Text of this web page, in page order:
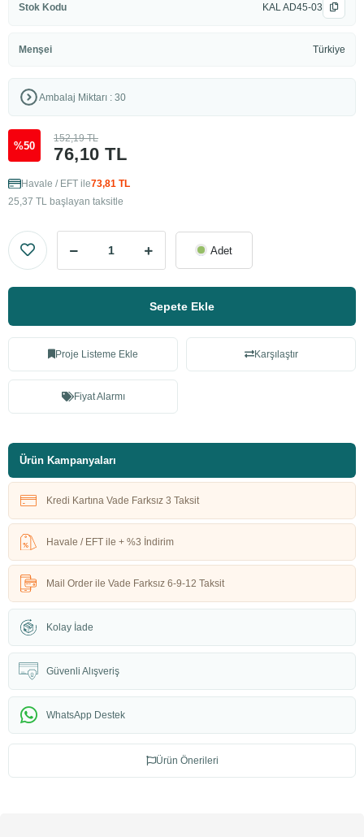
Stok Kodu KAL AD45-03
Menşei Türkiye
Ambalaj Miktarı : 30
%50 76,10 TL
152,19 TL
Havale / EFT ile73,81 TL
25,37 TL başlayan taksitle
Adet
Sepete Ekle
Proje Listeme Ekle Karşılaştır
Fiyat Alarmı
Ürün Kampanyaları
Kredi Kartına Vade Farksız 3 Taksit
Havale / EFT ile + %3 İndirim
Mail Order ile Vade Farksız 6-9-12 Taksit
Kolay İade
Güvenli Alışveriş
WhatsApp Destek
Ürün Önerileri